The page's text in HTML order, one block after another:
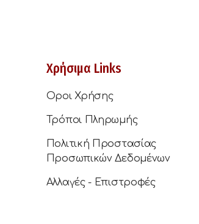
Χρήσιμα Links
Οροι Χρήσης
Τρόποι Πληρωμής
Πολιτική Προστασίας
Προσωπικών Δεδομένων
Αλλαγές - Επιστροφές